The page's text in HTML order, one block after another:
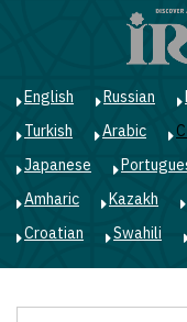
English Russian
Turkish
Arabic
Japanese
Amharic
Kazakh
Croatian
Swahili